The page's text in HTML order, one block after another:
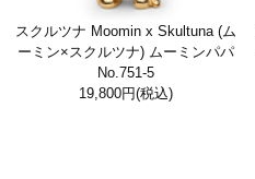
スクルツナ Moomin x Skultuna (ム
ーミン×スクルツナ) ムーミンパパ
No.751-5
19,800円(税込)